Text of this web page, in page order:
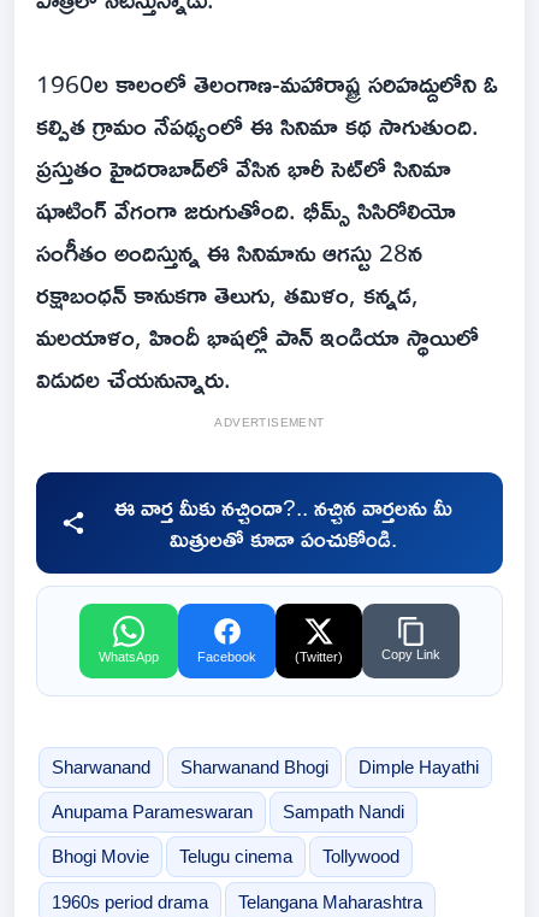
1960ల కాలంలో తెలంగాణ-మహారాష్ట్ర సరిహద్దులోని ఓ
కల్పిత గ్రామం నేపథ్యంలో ఈ సినిమా కథ సాగుతుంది.
ప్రస్తుతం హైదరాబాద్‌లో వేసిన భారీ సెట్‌లో సినిమా
షూటింగ్ వేగంగా జరుగుతోంది. భీమ్స్ సిసిరోలియో
సంగీతం అందిస్తున్న ఈ సినిమాను ఆగస్టు 28న
రక్షాబంధన్ కానుకగా తెలుగు, తమిళం, కన్నడ,
మలయాళం, హిందీ భాషల్లో పాన్ ఇండియా స్థాయిలో
విడుదల చేయనున్నారు.
ADVERTISEMENT
ఈ వార్త మీకు నచ్చిందా?.. నచ్చిన వార్తలను మీ
మిత్రులతో కూడా పంచుకోండి.
WhatsApp Facebook (Twitter) Copy Link
Sharwanand Sharwanand Bhogi Dimple Hayathi
Anupama Parameswaran Sampath Nandi
Bhogi Movie Telugu cinema Tollywood
1960s period drama Telangana Maharashtra